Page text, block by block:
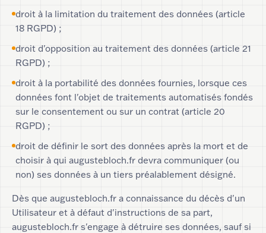
droit à la limitation du traitement des données (article
18 RGPD) ;
droit d'opposition au traitement des données (article 21
RGPD) ;
droit à la portabilité des données fournies, lorsque ces
données font l'objet de traitements automatisés fondés
sur le consentement ou sur un contrat (article 20
RGPD) ;
droit de définir le sort des données après la mort et de
choisir à qui augustebloch.fr devra communiquer (ou
non) ses données à un tiers préalablement désigné.
Dès que augustebloch.fr a connaissance du décès d'un
Utilisateur et à défaut d'instructions de sa part,
augustebloch.fr s'engage à détruire ses données, sauf si